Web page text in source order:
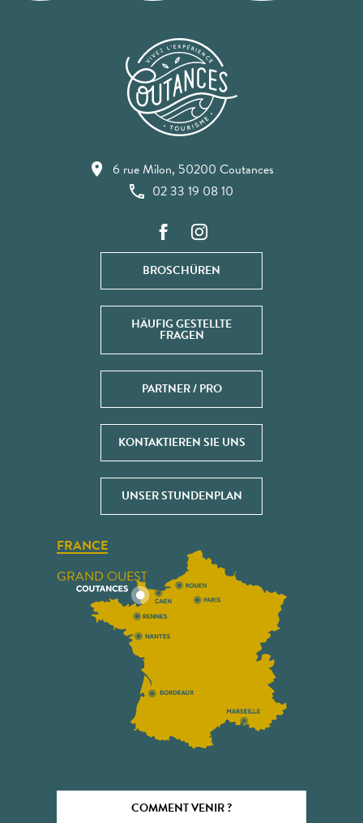
6 rue Milon, 50200 Coutances
02 33 19 08 10
BROSCHÜREN
HÄUFIG GESTELLTE
FRAGEN
PARTNER / PRO
KONTAKTIEREN SIE UNS
UNSER STUNDENPLAN
FRANCE
GRAND OUEST
COMMENT VENIR ?